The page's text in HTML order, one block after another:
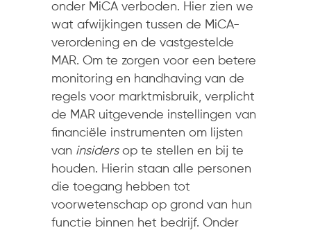
onder MiCA verboden. Hier zien we
wat afwijkingen tussen de MiCA-
verordening en de vastgestelde
MAR. Om te zorgen voor een betere
monitoring en handhaving van de
regels voor marktmisbruik, verplicht
de MAR uitgevende instellingen van
financiële instrumenten om lijsten
van insidersop te stellen en bij te
houden. Hierin staan alle personen
die toegang hebben tot
voorwetenschap op grond van hun
functie binnen het bedrijf. Onder